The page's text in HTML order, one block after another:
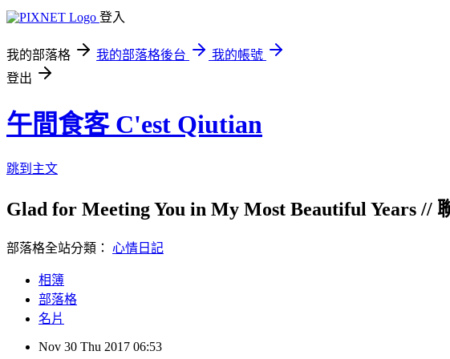
登入
我的部落格 我的部落格後台
我的帳號
登出
午間食客 C'est Qiutian
跳到主文
Glad for Meeting You in My Most Beautiful Years //
部落格全站分類： 心情日記
相簿
部落格
名片
Nov 30 Thu 2017 06:53